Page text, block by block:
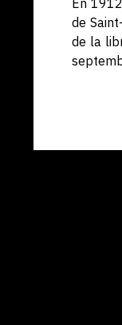
En
de
de la